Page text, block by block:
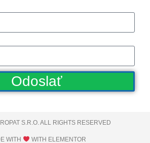
Odoslať
S.R.O. ALL RIGHTS RESERVED​
WITH WITH ELEMENTOR​